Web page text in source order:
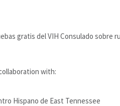
gratis del VIH Consulado sobre
with:
Hispano de East Tennessee